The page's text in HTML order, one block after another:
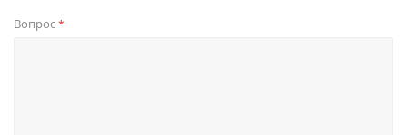
Вопрос*